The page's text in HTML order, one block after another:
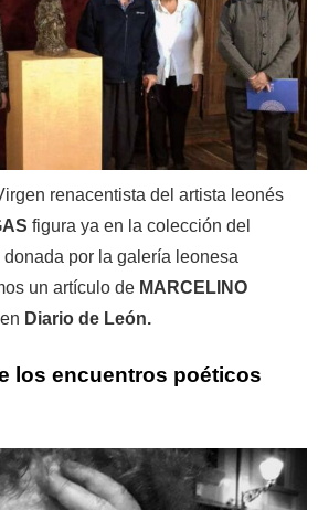
renacentista del artista leonés
figura ya en la colección del
donada por la galería leonesa
un artículo de MARCELINO
Diario de León.
los encuentros poéticos